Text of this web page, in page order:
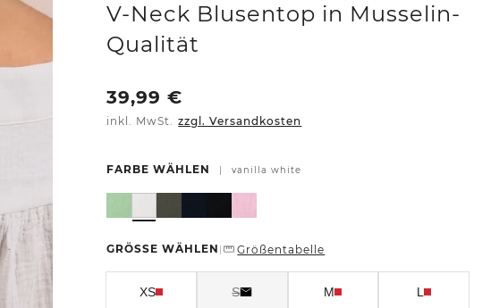
V-Neck Blusentop in Musselin-
Qualität
39,99€
inkl. MwSt. zzgl. Versandkosten
FARBE WÄHLEN | vanilla white
GRÖSSE WÄHLEN | Größentabelle
XS S M L